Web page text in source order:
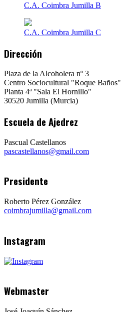
C.A. Coimbra Jumilla B
C.A. Coimbra Jumilla C
Dirección
Plaza de la Alcoholera nº 3
Centro Sociocultural "Roque Baños"
Planta 4ª "Sala El Hornillo"
30520 Jumilla (Murcia)
Escuela de Ajedrez
Pascual Castellanos
pascastellanos@gmail.com
Presidente
Roberto Pérez González
coimbrajumilla@gmail.com
Instagram
Webmaster